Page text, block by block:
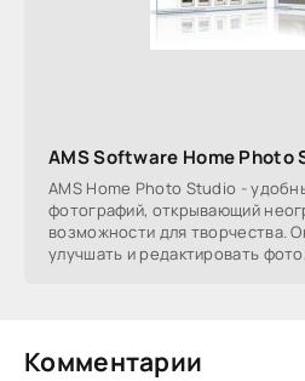
AMS Software Home Photo
AMS Home Photo Studio -
фотографий, открывающий
возможности для творчества.
улучшать и редактировать
Комментарии